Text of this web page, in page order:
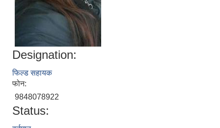
Designation:
फिल्ड सहायक
फोन:
9848078922
Status: